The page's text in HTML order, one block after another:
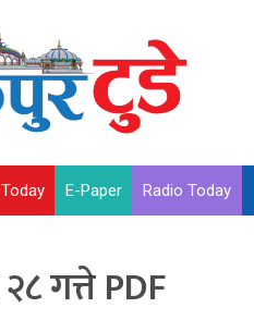
E-Paper Radio Today
गत्ते PDF